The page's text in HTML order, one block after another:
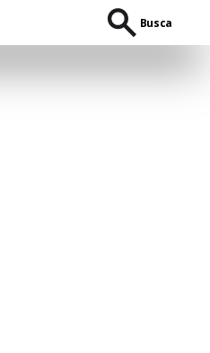
Busca